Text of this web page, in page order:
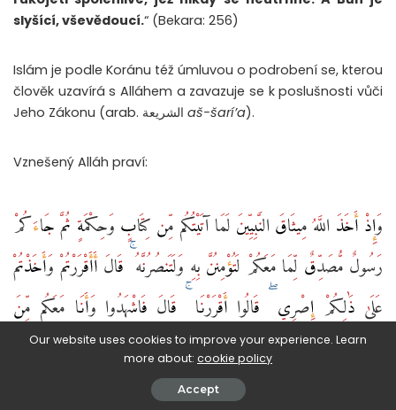
slyšící, vševědoucí.“ (Bekara: 256)
Islám je podle Koránu též úmluvou o podrobení se, kterou
člověk uzavírá s Alláhem a zavazuje se k poslušnosti vůči
Jeho Zákonu (arab.
aš-šarí’a).
Vznešený Alláh praví:
وَإِذْ أَخَذَ اللَّهُ مِيثَاقَ النَّبِيِّينَ لَمَا آتَيْتُكُم مِّن كِتَابٍ وَحِكْمَةٍ ثُمَّ جَاءَكُمْ
رَسُولٌ مُّصَدِّقٌ لِّمَا مَعَكُمْ لَتُؤْمِنُنَّ بِهِ وَلَتَنصُرُنَّهُ ۚ قَالَ أَأَقْرَرْتُمْ وَأَخَذْتُمْ
عَلَىٰ ذَٰلِكُمْ إِصْرِي ۖ قَالُوا أَقْرَرْنَا ۚ قَالَ فَاشْهَدُوا وَأَنَا مَعَكُم مِّنَ
الشَّاهِدِينَ ‎
A hle, Bůh uzavřel smlouvu s proroky: “Kdykoliv vám
Our website uses cookies to improve your experience. Learn
more about: cookie policy
Accept